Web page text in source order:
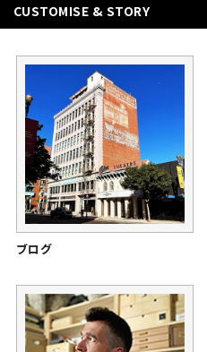
CUSTOMISE & STORY
ブログ